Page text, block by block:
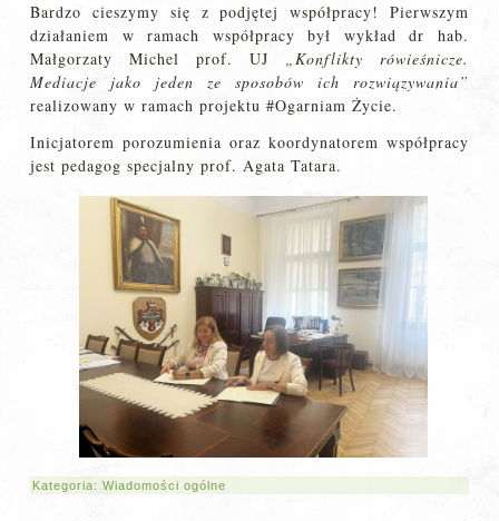
Bardzo cieszymy się z podjętej współpracy! Pierwszym
działaniem w ramach współpracy był wykład dr hab.
Małgorzaty Michel prof. UJ „Konflikty rówieśnicze.
Mediacje jako jeden ze sposobów ich rozwiązywania”
realizowany w ramach projektu #Ogarniam Życie.
Inicjatorem porozumienia oraz koordynatorem współpracy
jest pedagog specjalny prof. Agata Tatara.
Kategoria:Wiadomości ogólne